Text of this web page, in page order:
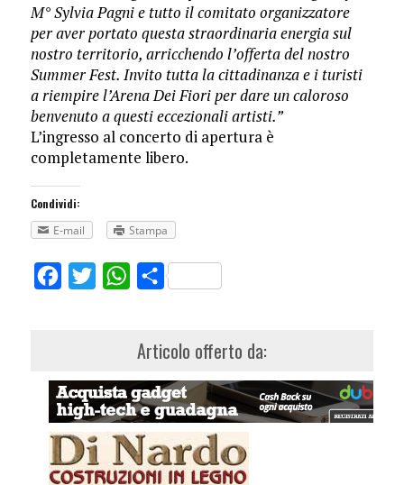
M° Sylvia Pagni e tutto il comitato organizzatore
per aver portato questa straordinaria energia sul
nostro territorio, arricchendo l’offerta del nostro
Summer Fest. Invito tutta la cittadinanza e i turisti
a riempire l’Arena Dei Fiori per dare un caloroso
benvenuto a questi eccezionali artisti.”
​L’ingresso al concerto di apertura è
completamente libero.
Condividi:
E-mail
Stampa
FacebookTwitterWhatsApp
Share
Articolo offerto da: